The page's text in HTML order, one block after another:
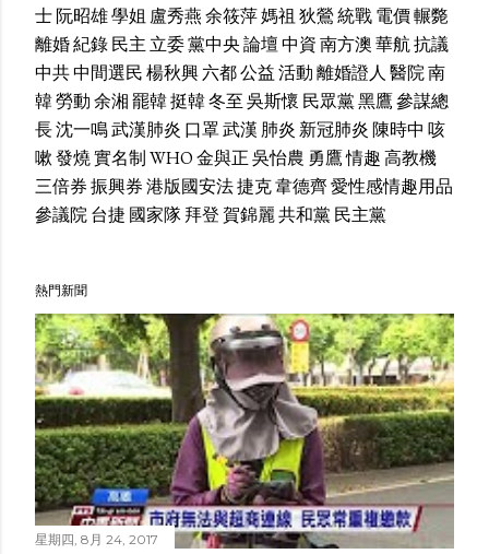
士阮昭雄學姐 盧秀燕余筱萍媽祖 狄鶯統戰電價輾斃
離婚紀錄民主 立委黨中央論壇中資南方澳華航抗議
中共中間選民楊秋興六都公益活動離婚證人 醫院南
韓勞動余湘罷韓挺韓冬至吳斯懷 民眾黨黑鷹參謀總
長沈一鳴武漢肺炎 口罩武漢 肺炎 新冠肺炎陳時中 咳
嗽發燒實名制WHO金與正吳怡農 勇鷹情趣高教機
三倍券振興券港版國安法捷克韋德齊愛性感情趣用品
參議院台捷 國家隊拜登賀錦麗共和黨民主黨
熱門新聞
星期四, 8月 24, 2017